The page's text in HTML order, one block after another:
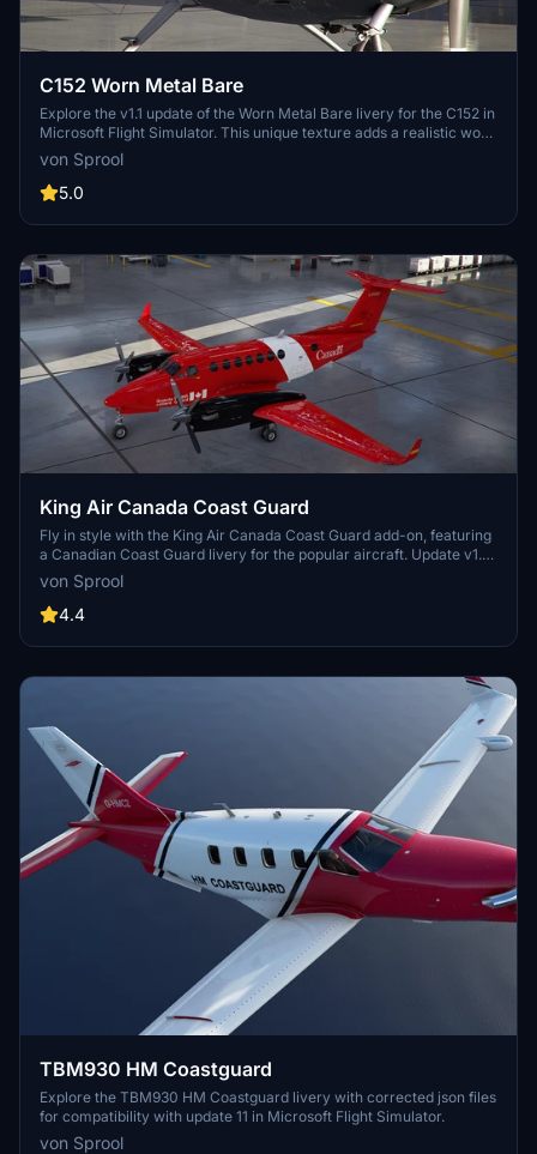
C152 Worn Metal Bare
Explore the v1.1 update of the Worn Metal Bare livery for the C152 in
Microsoft Flight Simulator. This unique texture adds a realistic worn
matte look to enhance your flying experience.
von Sprool
5.0
King Air Canada Coast Guard
Fly in style with the King Air Canada Coast Guard add-on, featuring
a Canadian Coast Guard livery for the popular aircraft. Update v1.1
includes a correction in the spelling of Garde for an enhanced
experience.
von Sprool
4.4
TBM930 HM Coastguard
Explore the TBM930 HM Coastguard livery with corrected json files
for compatibility with update 11 in Microsoft Flight Simulator.
von Sprool